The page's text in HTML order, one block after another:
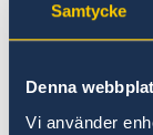
Samtycke
Denna
Vi använder
对于 18 岁以
一代为领取居
童的法定监护